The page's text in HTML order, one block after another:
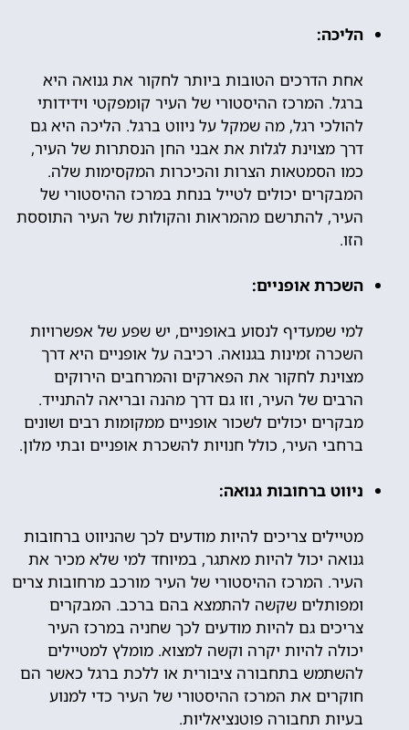
הליכה:
אחת הדרכים הטובות ביותר לחקור את גנואה היא
ברגל. המרכז ההיסטורי של העיר קומפקטי וידידותי
להולכי רגל, מה שמקל על ניווט ברגל. הליכה היא גם
דרך מצוינת לגלות את אבני החן הנסתרות של העיר,
כמו הסמטאות הצרות והכיכרות המקסימות שלה.
המבקרים יכולים לטייל בנחת במרכז ההיסטורי של
העיר, להתרשם מהמראות והקולות של העיר התוססת
הזו.
השכרת אופניים:
למי שמעדיף לנסוע באופניים, יש שפע של אפשרויות
השכרה זמינות בגנואה. רכיבה על אופניים היא דרך
מצוינת לחקור את הפארקים והמרחבים הירוקים
הרבים של העיר, וזו גם דרך מהנה ובריאה להתנייד.
מבקרים יכולים לשכור אופניים ממקומות רבים ושונים
ברחבי העיר, כולל חנויות להשכרת אופניים ובתי מלון.
ניווט ברחובות גנואה:
מטיילים צריכים להיות מודעים לכך שהניווט ברחובות
גנואה יכול להיות מאתגר, במיוחד למי שלא מכיר את
העיר. המרכז ההיסטורי של העיר מורכב מרחובות צרים
ומפותלים שקשה להתמצא בהם ברכב. המבקרים
צריכים גם להיות מודעים לכך שחניה במרכז העיר
יכולה להיות יקרה וקשה למצוא. מומלץ למטיילים
להשתמש בתחבורה ציבורית או ללכת ברגל כאשר הם
חוקרים את המרכז ההיסטורי של העיר כדי למנוע
בעיות תחבורה פוטנציאליות.